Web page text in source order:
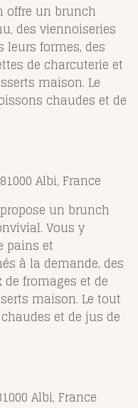
offre un brunch
des viennoiseries
formes, des
de charcuterie et
maison. Le
chaudes et de
Albi, France
un brunch
Vous y
pains et
à la demande, des
fromages et de
maison. Le tout
et de jus de
Albi, France